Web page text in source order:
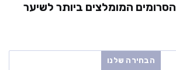
ממהרים? הנה 3 הסרומים המומלצים ביותר לשיער
הבחירה שלנו